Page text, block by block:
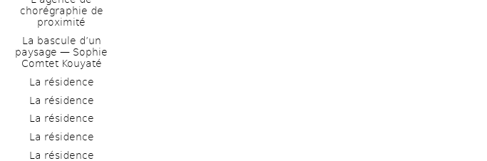
chorégraphie de
proximité
La bascule d’un
paysage — Sophie
Comtet Kouyaté
La résidence
La résidence
La résidence
La résidence
La résidence